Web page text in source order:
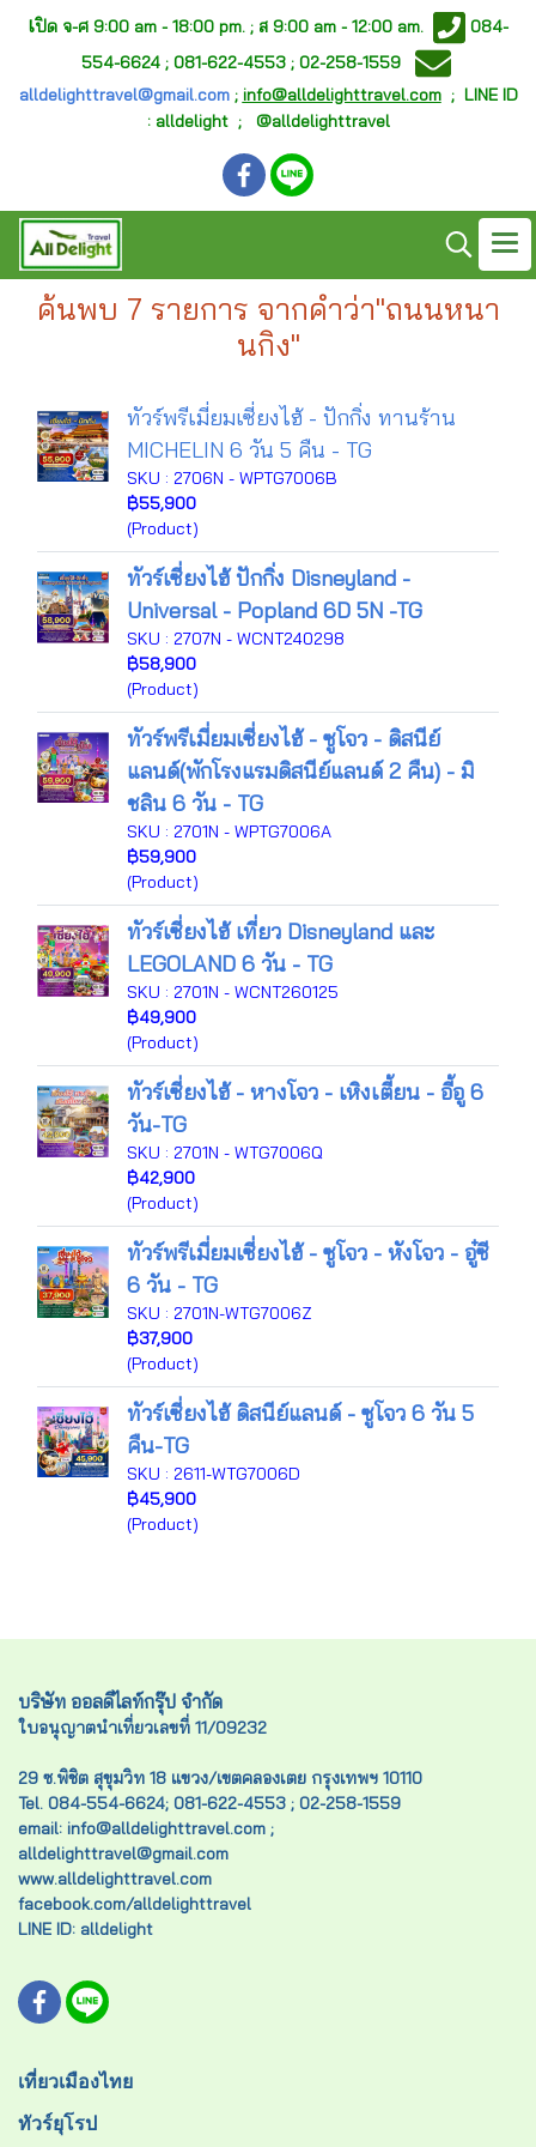
เปิด จ-ศ 9:00 am - 18:00 pm. ; ส 9:00 am - 12:00 am.
084-
554-6624 ; 081-622-4553 ; 02-258-1559
alldelighttravel@gmail.com; info@alldelighttravel.com; LINE ID
: alldelight ; @alldelighttravel
ค้นพบ 7 รายการ จากคำว่า"ถนนหนา
นกิง"
ทัวร์พรีเมี่ยมเซี่ยงไฮ้ - ปักกิ่ง ทานร้าน
MICHELIN 6 วัน 5 คืน - TG
SKU : 2706N - WPTG7006B
฿55,900
(Product)
ทัวร์เซี่ยงไฮ้ ปักกิ่ง Disneyland -
Universal - Popland 6D 5N -TG
SKU : 2707N - WCNT240298
฿58,900
(Product)
ทัวร์พรีเมี่ยมเซี่ยงไฮ้ - ซูโจว - ดิสนีย์
แลนด์(พักโรงแรมดิสนีย์แลนด์ 2 คืน) - มิ
ชลิน 6 วัน - TG
SKU : 2701N - WPTG7006A
฿59,900
(Product)
ทัวร์เซี่ยงไฮ้ เที่ยว Disneyland และ
LEGOLAND 6 วัน - TG
SKU : 2701N - WCNT260125
฿49,900
(Product)
ทัวร์เซี่ยงไฮ้ - หางโจว - เหิงเตี้ยน - อี้อู 6
วัน-TG
SKU : 2701N - WTG7006Q
฿42,900
(Product)
ทัวร์พรีเมี่ยมเซี่ยงไฮ้ - ซูโจว - หังโจว - อู๋ซี
6 วัน - TG
SKU : 2701N-WTG7006Z
฿37,900
(Product)
ทัวร์เซี่ยงไฮ้ ดิสนีย์แลนด์ - ซูโจว 6 วัน 5
คืน-TG
SKU : 2611-WTG7006D
฿45,900
(Product)
บริษัท ออลดีไลท์กรุ๊ป จำกัด
ใบอนุญาตนำเที่ยวเลขที่ 11/09232
29 ซ.พิชิต สุขุมวิท 18 แขวง/เขตคลองเตย กรุงเทพฯ 10110
Tel. 084-554-6624; 081-622-4553 ; 02-258-1559
email: info@alldelighttravel.com ;
alldelighttravel@gmail.com
www.alldelighttravel.com
facebook.com/alldelighttravel
LINE ID: alldelight
เที่ยวเมืองไทย
ทัวร์ยุโรป